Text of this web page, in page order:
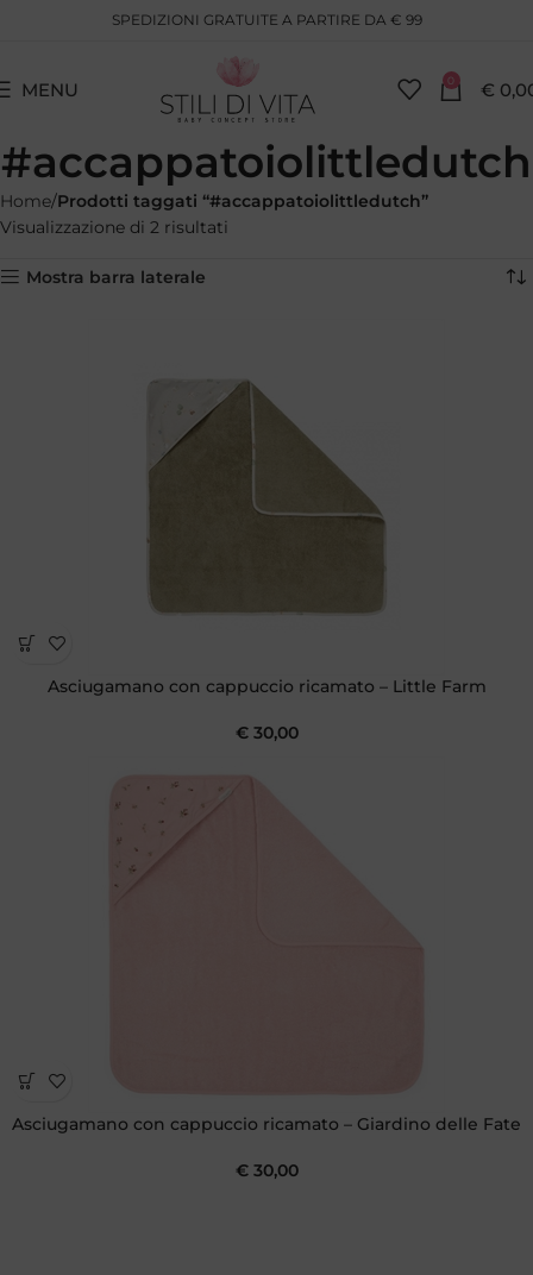
SPEDIZIONI GRATUITE A PARTIRE DA € 99
MENU 0 €
#accappatoiolittledutch
Home Prodotti taggati “#accappatoiolittledutch”
Visualizzazione di 2 risultati
Mostra barra laterale
Asciugamano con cappuccio ricamato – Little Farm
€30,00
Asciugamano con cappuccio ricamato – Giardino delle Fate
€30,00